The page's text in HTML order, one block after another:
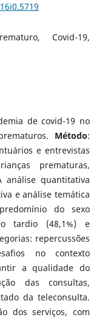
Covid-19,
de covid-19 no
Método:
e entrevistas
prematuras,
análise quantitativa
e análise temática
do sexo
tardio (48,1%) e
repercussões
no contexto
a qualidade do
das consultas,
da teleconsulta.
dos serviços, com